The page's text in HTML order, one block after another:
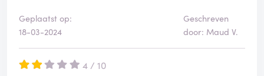
anders gewend en in het vervolg, zal ik ook daar
boeken i.v.m. hun beter regelingen.
Wat mij het meeste steekt is, dat wanneer ik mijn reis
Geplaatst op:
18-03-2024
Geschreven
door: Maud V.
4 / 10